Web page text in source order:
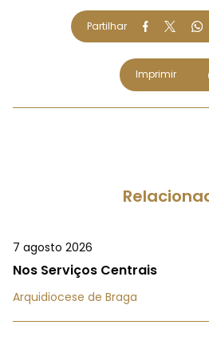
Partilhar
Imprimir
7 agosto 2026
Nos Serviços Centrais
Arquidiocese de Braga